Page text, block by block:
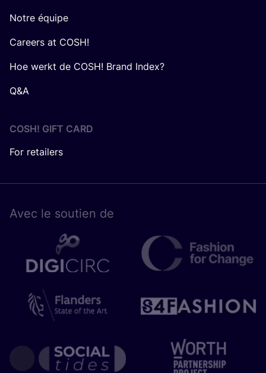
Notre équipe
Careers at COSH!
Hoe werkt de COSH! Brand Index?
Q&A
COSH! GIFT CARD
For retailers
Avec le sou­tien de